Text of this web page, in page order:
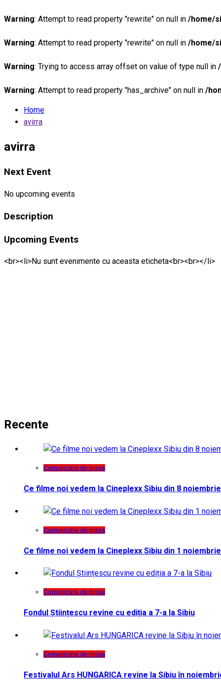
Warning: Attempt to read property "rewrite" on null in /home/
Warning: Attempt to read property "rewrite" on null in /home/
Warning: Trying to access array offset on value of type null in
Warning: Attempt to read property "has_archive" on null in /
Home
avirra
avirra
Next Event
No upcoming events
Description
Upcoming Events
<br><li>Nu sunt evenimente cu aceasta eticheta<br><br></li>
Recente
Comunicate de presa
Ce filme noi vedem la Cineplexx Sibiu din 8 noiembrie
Comunicate de presa
Ce filme noi vedem la Cineplexx Sibiu din 1 noiembrie
Comunicate de presa
Fondul Științescu revine cu ediția a 7-a la Sibiu
Comunicate de presa
Festivalul Ars HUNGARICA revine la Sibiu în